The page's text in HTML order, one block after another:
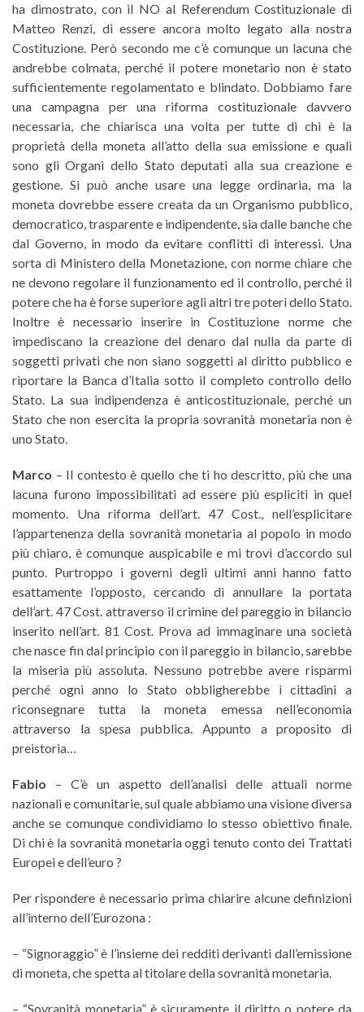
ha dimostrato, con il NO al Referendum Costituzionale di
Matteo Renzi, di essere ancora molto legato alla nostra
Costituzione. Però secondo me c’è comunque un lacuna che
andrebbe colmata, perché il potere monetario non è stato
sufficientemente regolamentato e blindato. Dobbiamo fare
una campagna per una riforma costituzionale davvero
necessaria, che chiarisca una volta per tutte di chi è la
proprietà della moneta all’atto della sua emissione e quali
sono gli Organi dello Stato deputati alla sua creazione e
gestione. Si può anche usare una legge ordinaria, ma la
moneta dovrebbe essere creata da un Organismo pubblico,
democratico, trasparente e indipendente, sia dalle banche che
dal Governo, in modo da evitare conflitti di interessi. Una
sorta di Ministero della Monetazione, con norme chiare che
ne devono regolare il funzionamento ed il controllo, perché il
potere che ha è forse superiore agli altri tre poteri dello Stato.
Inoltre è necessario inserire in Costituzione norme che
impediscano la creazione del denaro dal nulla da parte di
soggetti privati che non siano soggetti al diritto pubblico e
riportare la Banca d’Italia sotto il completo controllo dello
Stato. La sua indipendenza è anticostituzionale, perché un
Stato che non esercita la propria sovranità monetaria non è
uno Stato.
Marco – Il contesto è quello che ti ho descritto, più che una
lacuna furono impossibilitati ad essere più espliciti in quel
momento. Una riforma dell’art. 47 Cost., nell’esplicitare
l’appartenenza della sovranità monetaria al popolo in modo
più chiaro, è comunque auspicabile e mi trovi d’accordo sul
punto. Purtroppo i governi degli ultimi anni hanno fatto
esattamente l’opposto, cercando di annullare la portata
dell’art. 47 Cost. attraverso il crimine del pareggio in bilancio
inserito nell’art. 81 Cost. Prova ad immaginare una società
che nasce fin dal principio con il pareggio in bilancio, sarebbe
la miseria più assoluta. Nessuno potrebbe avere risparmi
perché ogni anno lo Stato obbligherebbe i cittadini a
riconsegnare tutta la moneta emessa nell’economia
attraverso la spesa pubblica. Appunto a proposito di
preistoria…
Fabio – C’è un aspetto dell’analisi delle attuali norme
nazionali e comunitarie, sul quale abbiamo una visione diversa
anche se comunque condividiamo lo stesso obiettivo finale.
Di chi è la sovranità monetaria oggi tenuto conto dei Trattati
Europei e dell’euro ?
Per rispondere è necessario prima chiarire alcune definizioni
all’interno dell’Eurozona :
– “Signoraggio” è l’insieme dei redditi derivanti dall’emissione
di moneta, che spetta al titolare della sovranità monetaria.
– “Sovranità monetaria” è sicuramente il diritto o potere da